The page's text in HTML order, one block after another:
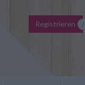
Registrieren